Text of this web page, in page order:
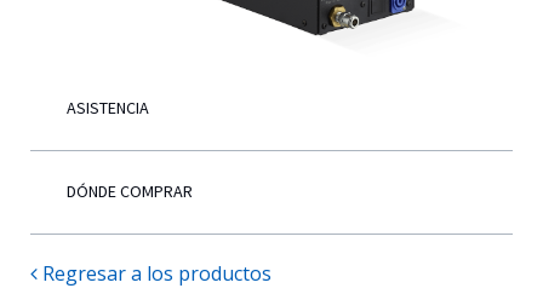
ASISTENCIA
DÓNDE COMPRAR
Regresar a los productos